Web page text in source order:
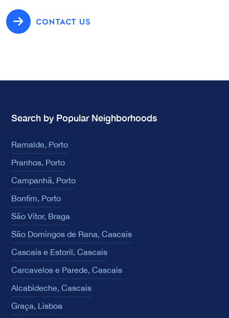
CONTACT US
Search by Popular Neighborhoods
Ramalde, Porto
Pranhos, Porto
Campanhã, Porto
Bonfim, Porto
São Vítor, Braga
São Domingos de Rana, Cascais
Cascais e Estoril, Cascais
Carcavelos e Parede, Cascais
Alcabideche, Cascais
Graça, Lisboa